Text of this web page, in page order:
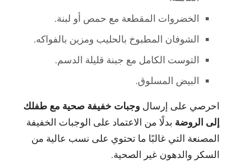
الخضروات المقطعة مع حمص أو لبنة.
الشوفان المطبوخ بالحليب ومزين بالفواكه.
التوست الكامل مع جبنة قليلة الدسم.
البيض المسلوق.
احرصي على إرسال وجبات خفيفة صحية مع طفلك
إلى الروضة بدلًا من الاعتماد على الوجبات الخفيفة
المصنعة التي غالبًا ما تحتوي على نسب عالية من
السكر والدهون غير الصحية.